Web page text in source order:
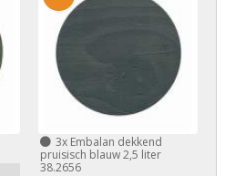
3xEmbalan dekkend
pruisisch blauw 2,5 liter
38.2656